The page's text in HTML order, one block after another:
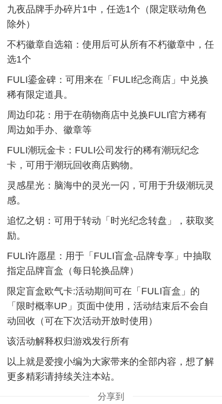
九夜品牌手办碎片1中，任选1个（限定联动角色
除外）
不朽徽章自选箱：使用后可从所有不朽徽章中，任
选1个
FULI鎏金碑：可用来在「FULI纪念商店」中兑换
稀有限定道具。
周边印花：用于在萌物商店中兑换FULI官方稀有
周边如手办、徽章等
FULI潮玩金卡：FULI公司发行的稀有潮玩纪念
卡，可用于潮玩回收商店购物。
灵感星光：脑海中的灵光一闪，可用于升级潮玩灵
感。
追忆之钥：可用于转动「时光纪念转盘」，获取奖
励。
FULI许愿星：用于「FULI盲盒-品牌专享」中抽取
指定品牌盲盒（每日轮换品牌）
限定盲盒欧气卡:活动期间可在「FULI盲盒」的
「限时概率UP」页面中使用，活动结束后不会自
动回收（可在下次活动开放时使用）
该活动解释权归游戏发行所有
以上就是爱搜小编为大家带来的全部内容，想了解
更多精彩请持续关注本站。
分享到